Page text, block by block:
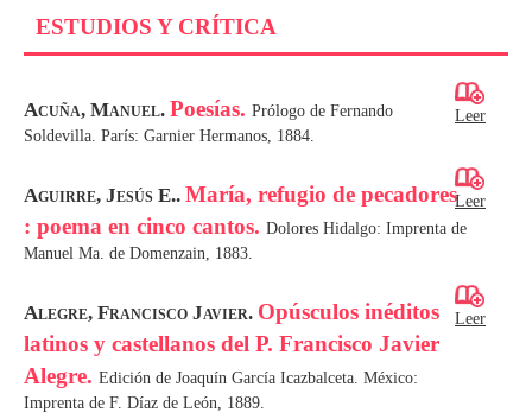
ESTUDIOS Y CRÍTICA
Acuña, Manuel. Poesías. Prólogo de Fernando
Soldevilla. París: Garnier Hermanos, 1884.
Leer
Aguirre, Jesús E.. María, refugio de pecadores
: poema en cinco cantos. Dolores Hidalgo: Imprenta de
Manuel Ma. de Domenzain, 1883.
Leer
Alegre, Francisco Javier. Opúsculos inéditos
latinos y castellanos del P. Francisco Javier
Alegre. Edición de Joaquín García Icazbalceta. México:
Imprenta de F. Díaz de León, 1889.
Leer